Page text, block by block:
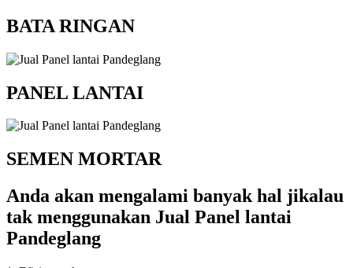
BATA RINGAN
PANEL LANTAI
SEMEN MORTAR
Anda akan mengalami banyak hal jikalau
tak menggunakan Jual Panel lantai
Pandeglang